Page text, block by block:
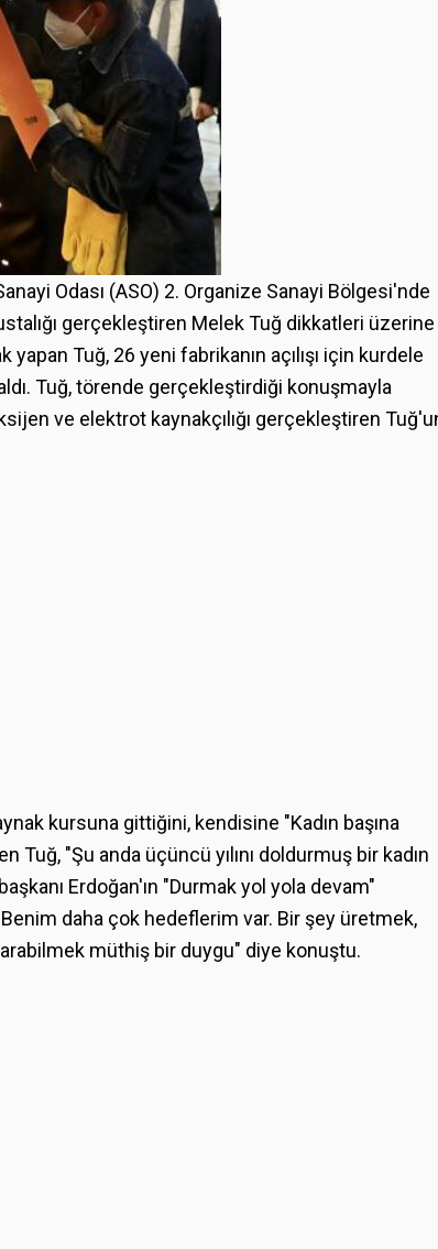
Odası (ASO) 2. Organize Sanayi Bölgesi'nde
gerçekleştiren Melek Tuğ dikkatleri üzerine
Tuğ, 26 yeni fabrikanın açılışı için kurdele
Tuğ, törende gerçekleştirdiği konuşmayla
ve elektrot kaynakçılığı gerçekleştiren
kursuna gittiğini, kendisine "Kadın başına
"Şu anda üçüncü yılını doldurmuş bir kadın
Erdoğan'ın "Durmak yol yola devam"
daha çok hedeflerim var. Bir şey üretmek,
müthiş bir duygu" diye konuştu.